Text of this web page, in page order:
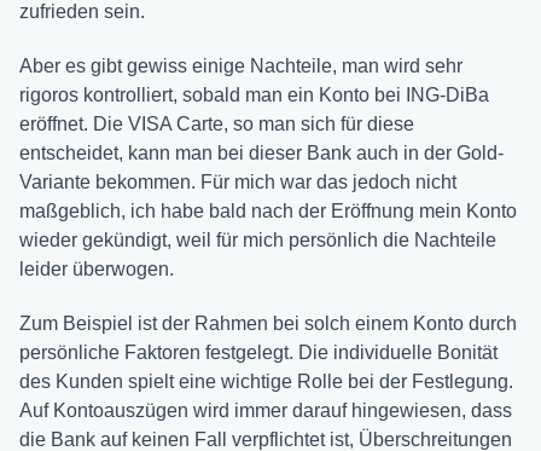
zufrieden sein.
Aber es gibt gewiss einige Nachteile, man wird sehr
rigoros kontrolliert, sobald man ein Konto bei ING-DiBa
eröffnet. Die VISA Carte, so man sich für diese
entscheidet, kann man bei dieser Bank auch in der Gold-
Variante bekommen. Für mich war das jedoch nicht
maßgeblich, ich habe bald nach der Eröffnung mein Konto
wieder gekündigt, weil für mich persönlich die Nachteile
leider überwogen.
Zum Beispiel ist der Rahmen bei solch einem Konto durch
persönliche Faktoren festgelegt. Die individuelle Bonität
des Kunden spielt eine wichtige Rolle bei der Festlegung.
Auf Kontoauszügen wird immer darauf hingewiesen, dass
die Bank auf keinen Fall verpflichtet ist, Überschreitungen